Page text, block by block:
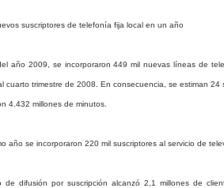
suscriptores de telefonía fija local en un año
año 2009, se incorporaron 449 mil nuevas líneas de
cuarto trimestre de 2008. En consecuencia, se estiman
4.432 millones de minutos.
año se incorporaron 220 mil suscriptores al servicio de
de difusión por suscripción alcanzó 2,1 millones de